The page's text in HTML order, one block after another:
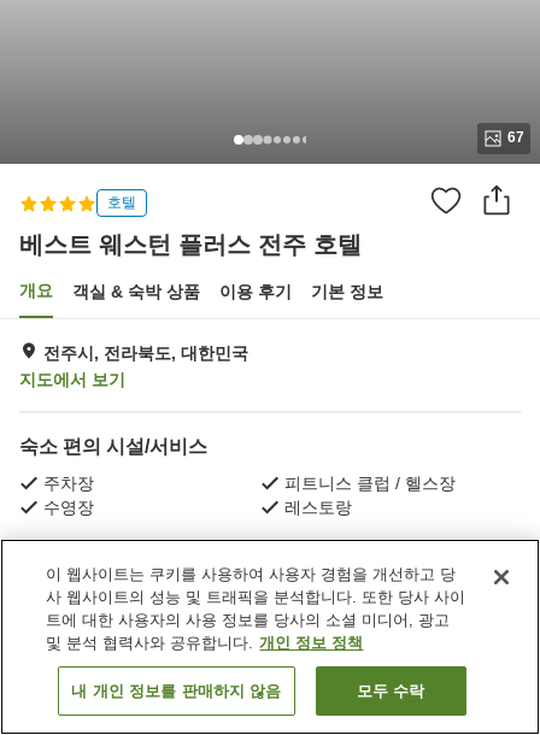
67
호텔
베스트 웨스턴 플러스 전주 호텔
개요 객실 & 숙박 상품 이용 후기 기본 정보
전주시, 전라북도, 대한민국
지도에서 보기
숙소 편의 시설/서비스
주차장
피트니스 클럽 / 헬스장
수영장
레스토랑
대한민국 전라북도
전주시
베스트 웨스턴 플러스 전주 호텔
객실 보기
이 웹사이트는 쿠키를 사용하여 사용자 경험을 개선하고 당
사 웹사이트의 성능 및 트래픽을 분석합니다. 또한 당사 사이
트에 대한 사용자의 사용 정보를 당사의 소셜 미디어, 광고
및 분석 협력사와 공유합니다. 개인 정보 정책
내 개인 정보를 판매하지 않음 모두 수락